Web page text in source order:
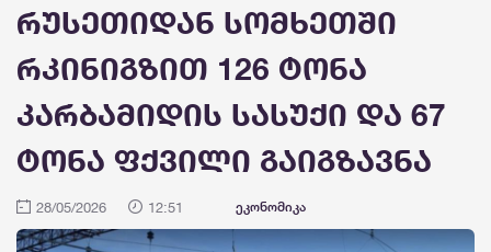
რუსეთიდან სომხეთში
რკინიგზით 126 ტონა
კარბამიდის სასუქი და 67
ტონა ფქვილი გაიგზავნა
28/05/2026 12:51 ეკონომიკა